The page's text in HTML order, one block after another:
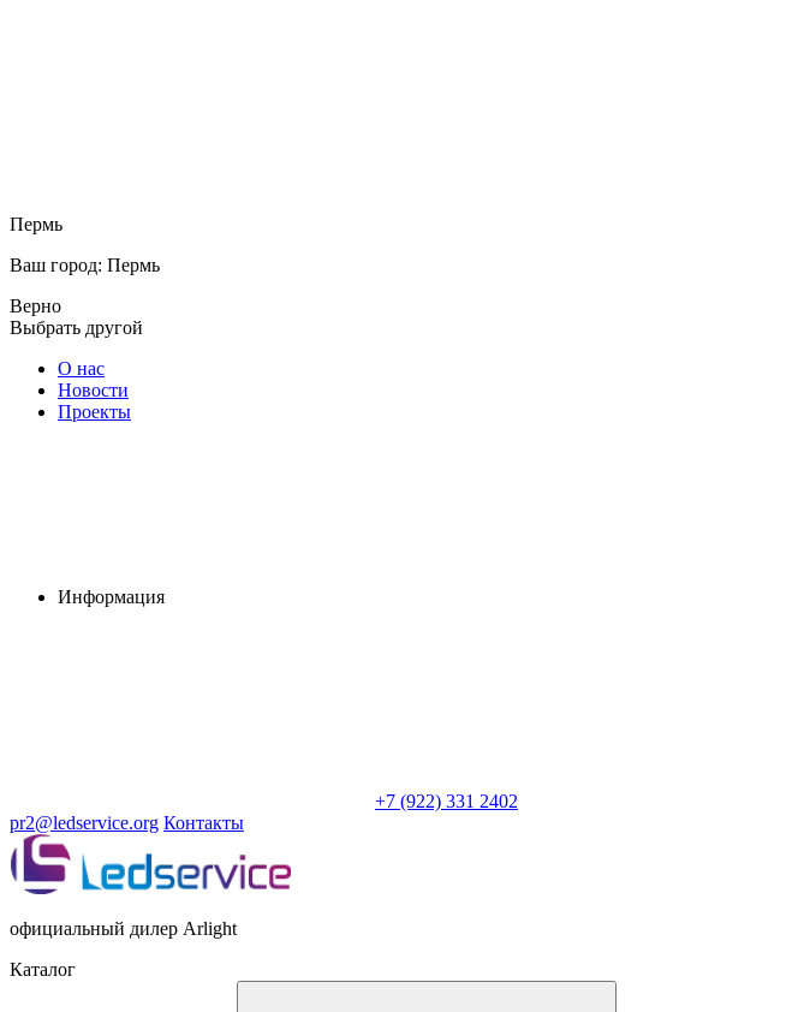
Пермь
Ваш город: Пермь
Верно
Выбрать другой
О нас
Новости
Проекты
Информация
+7 (922) 331 2402
pr2@ledservice.org Контакты
официальный дилер Arlight
Каталог